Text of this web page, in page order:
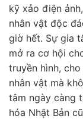
kỹ xảo điện
nhân vật độc
giờ hết. Sự gia
mở ra cơ hội
truyền hình,
nhân vật mà
tâm ngày càng
hóa Nhật Bản